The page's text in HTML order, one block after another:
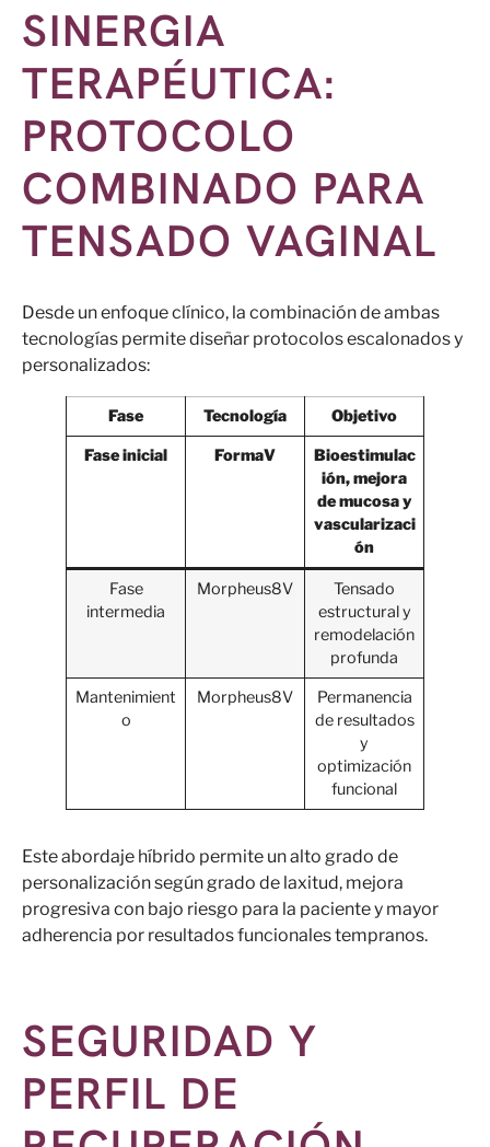
SINERGIA
TERAPÉUTICA:
PROTOCOLO
COMBINADO PARA
TENSADO VAGINAL
Desde un enfoque clínico, la combinación de ambas
tecnologías permite diseñar protocolos escalonados y
personalizados:
Fase Tecnología
Objetivo
Fase inicial
FormaV
Bioestimulac
ión, mejora
de mucosa y
vascularizaci
ón
Fase
intermedia
Morpheus8V
Tensado
estructural y
remodelación
profunda
Mantenimient
o
Morpheus8V
Permanencia
de resultados
y
optimización
funcional
Este abordaje híbrido permite un alto grado de
personalización según grado de laxitud, mejora
progresiva con bajo riesgo para la paciente y mayor
adherencia por resultados funcionales tempranos.
SEGURIDAD Y
PERFIL DE